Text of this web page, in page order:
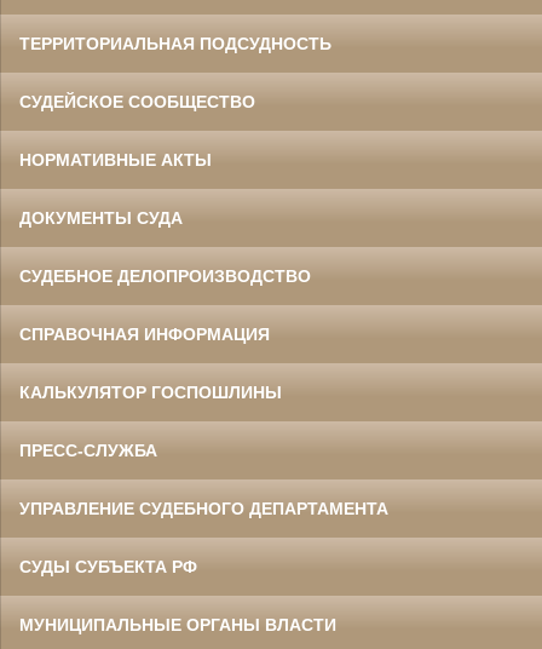
ТЕРРИТОРИАЛЬНАЯ ПОДСУДНОСТЬ
СУДЕЙСКОЕ СООБЩЕСТВО
НОРМАТИВНЫЕ АКТЫ
ДОКУМЕНТЫ СУДА
СУДЕБНОЕ ДЕЛОПРОИЗВОДСТВО
СПРАВОЧНАЯ ИНФОРМАЦИЯ
КАЛЬКУЛЯТОР ГОСПОШЛИНЫ
ПРЕСС-СЛУЖБА
УПРАВЛЕНИЕ СУДЕБНОГО ДЕПАРТАМЕНТА
СУДЫ СУБЪЕКТА РФ
МУНИЦИПАЛЬНЫЕ ОРГАНЫ ВЛАСТИ